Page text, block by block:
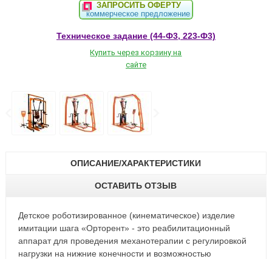
ЗАПРОСИТЬ ОФЕРТУ
коммерческое предложение
Техническое задание (44-Ф3, 223-Ф3)
Купить через корзину на
сайте
ОПИСАНИЕ/ХАРАКТЕРИСТИКИ
ОСТАВИТЬ ОТЗЫВ
Детское роботизированное (кинематическое) изделие
имитации шага «Орторент» - это реабилитационный
аппарат для проведения механотерапии с регулировкой
нагрузки на нижние конечности и возможностью